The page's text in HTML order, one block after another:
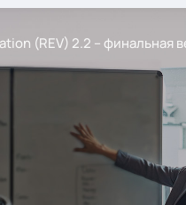
(REV) 2.2 – финальная